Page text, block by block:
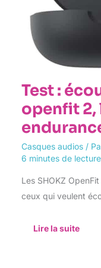
Test :
openfit
Casques audios/
6 minutes de lecture
Les SHOKZ
ceux qui veulent
Lire la suite